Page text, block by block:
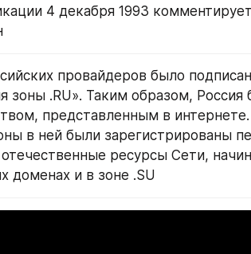
4 декабря 1993 комментирует
провайдеров было
зоны .RU». Таким образом, Россия
представленным в
в ней были зарегистрированы
ресурсы Сети,
доменах и в зоне .SU